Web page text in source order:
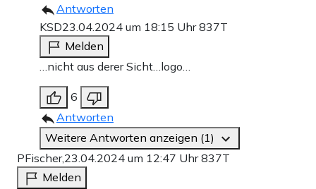
Antworten
KSD23.04.2024 um 18:15 Uhr837T
Melden
…nicht aus derer Sicht…logo…
6
Antworten
Weitere Antworten anzeigen (1)
PFischer,23.04.2024 um 12:47 Uhr837T
Melden